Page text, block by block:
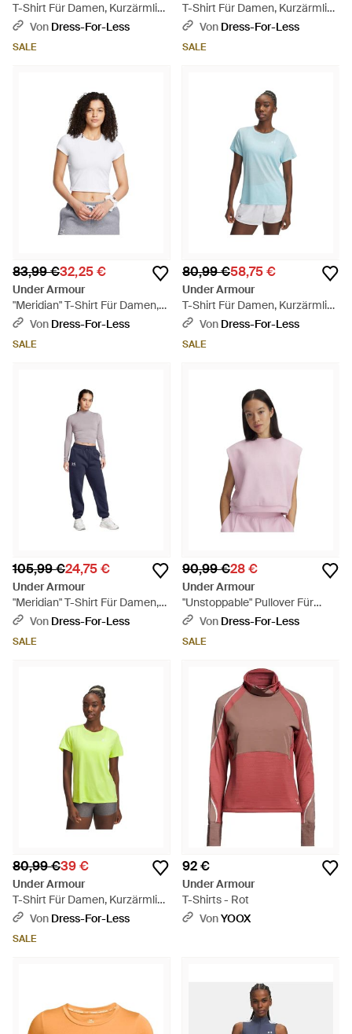
T-Shirt Für Damen, Kurzärmlig
- Blau
Von Dress-For-Less
SALE
T-Shirt Für Damen, Kurzärmlig
(Mitternachtsblau)
Von Dress-For-Less
SALE
83,99 €32,25 €
Under Armour
"Meridian" T-Shirt Für Damen,
Kurz Geschnitten - Weiß
Von Dress-For-Less
SALE
80,99 €58,75 €
Under Armour
T-Shirt Für Damen, Kurzärmlig
(Strom) - Blau
Von Dress-For-Less
SALE
105,99 €24,75 €
Under Armour
"Meridian" T-Shirt Für Damen,
Stehkragen, Schmal - Blau
Von Dress-For-Less
SALE
90,99 €28 €
Under Armour
"Unstoppable" Pullover Für
Damen, Fleece, Ärmellos - Pink
Von Dress-For-Less
SALE
80,99 €39 €
Under Armour
T-Shirt Für Damen, Kurzärmlig
- Grün
Von Dress-For-Less
SALE
92 €
Under Armour
T-Shirts - Rot
VonYOOX